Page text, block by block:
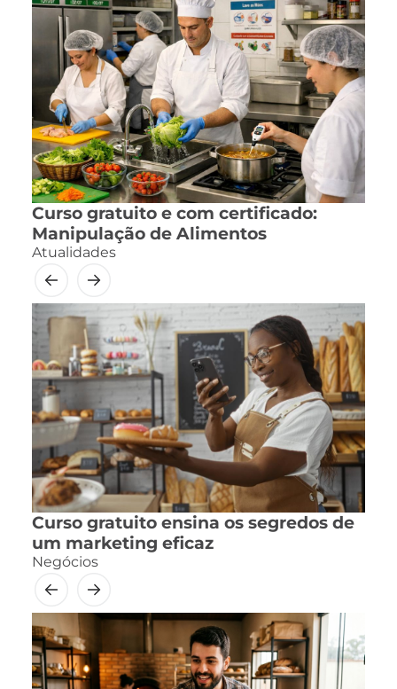
Curso gratuito e com certificado:
Manipulação de Alimentos
Atualidades
Curso gratuito ensina os segredos de
um marketing eficaz
Negócios